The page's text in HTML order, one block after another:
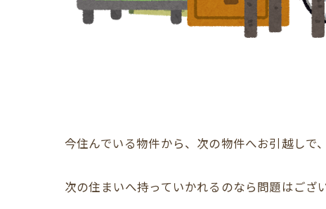
今住んでいる物件から、次の物件へお引越しで
次の住まいへ持っていかれるのなら問題はござ